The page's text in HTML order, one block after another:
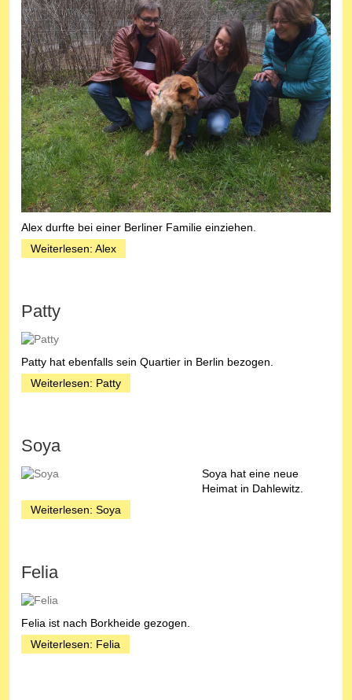
Alex durfte bei einer Berliner Familie einziehen.
Weiterlesen: Alex
Patty
Patty hat ebenfalls sein Quartier in Berlin bezogen.
Weiterlesen: Patty
Soya
Soya hat eine neue
Heimat in Dahlewitz.
Weiterlesen: Soya
Felia
Felia ist nach Borkheide gezogen.
Weiterlesen: Felia